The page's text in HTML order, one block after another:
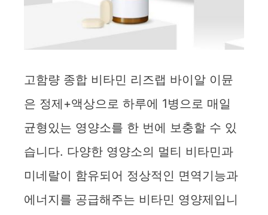
고함량 종합 비타민 리즈랩 바이알 이뮨
은 정제+액상으로 하루에 1병으로 매일
균형있는 영양소를 한 번에 보충할 수 있
습니다. 다양한 영양소의 멀티 비타민과
미네랄이 함유되어 정상적인 면역기능과
에너지를 공급해주는 비타민 영양제입니